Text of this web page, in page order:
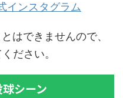
ンスタグラム
はできませんので、
ださい。
シーン